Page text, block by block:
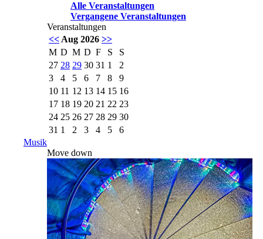
Alle Veranstaltungen
Vergangene Veranstaltungen
Veranstaltungen
<< Aug 2026 >>
M D M D F S
S
27 28 29 30 31 1
2
3
4 5 6 7 8
9
10 11 12 13 14 15 16
17 18 19 20 21 22 23
24 25 26 27 28 29 30
31 1 2 3 4 5
6
Musik
Move down